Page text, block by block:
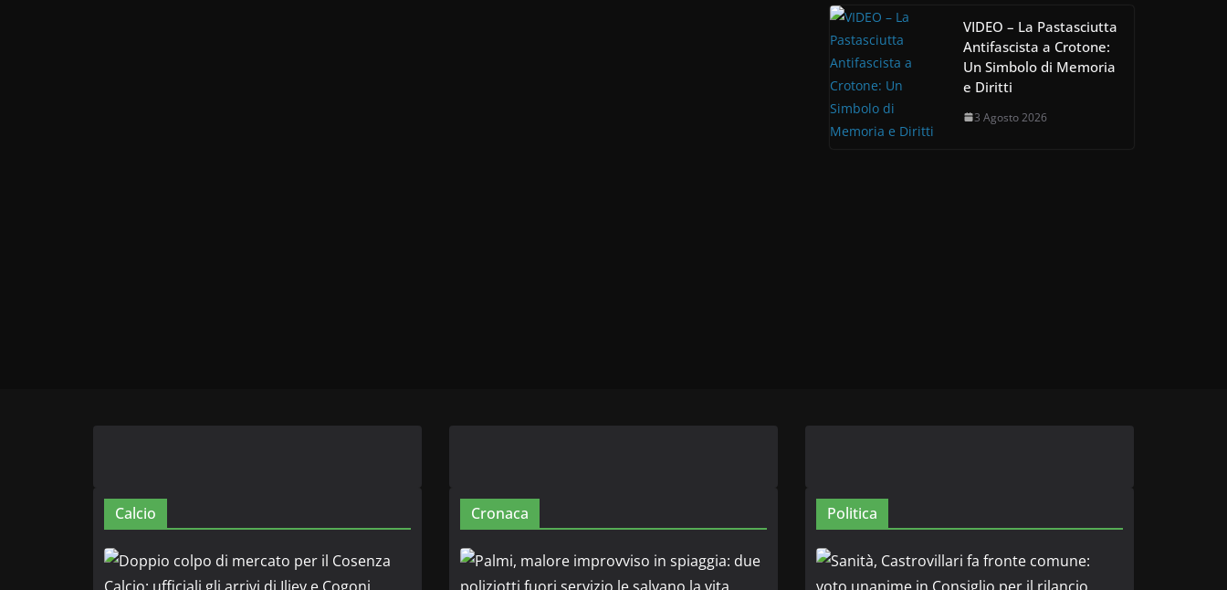
VIDEO – La Pastasciutta
Antifascista a Crotone:
Un Simbolo di Memoria
e Diritti
3 Agosto 2026
Calcio Cronaca Politica